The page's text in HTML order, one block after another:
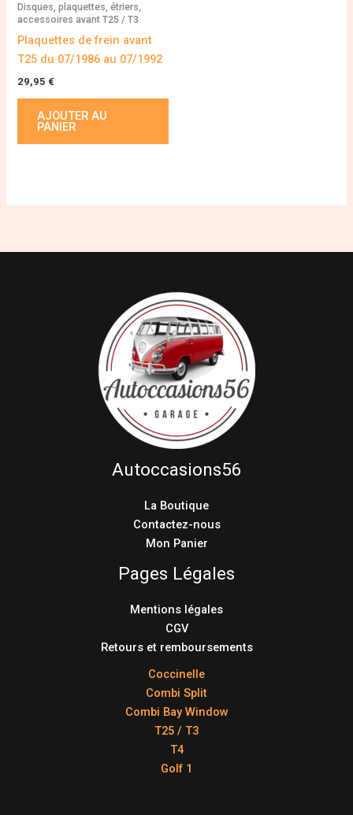
Disques, plaquettes, étriers,
accessoires avant T25 / T3
Plaquettes de frein avant
T25 du 07/1986 au 07/1992
29,95 €
AJOUTER AU
PANIER
Autoccasions56
La Boutique
Contactez-nous
Mon Panier
Pages Légales
Mentions légales
CGV
Retours et remboursements
Coccinelle
Combi Split
Combi Bay Window
T25 / T3
T4
Golf 1